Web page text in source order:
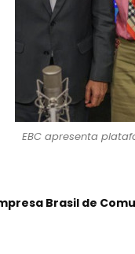
EBC apresenta
Brasil de